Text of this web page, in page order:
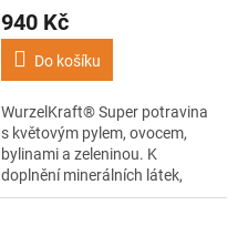
940 Kč
Do košíku
WurzelKraft® Super potravina
s květovým pylem, ovocem,
bylinami a zeleninou. K
doplnění minerálních látek,
vitamínů a neutralizaci kyselin.